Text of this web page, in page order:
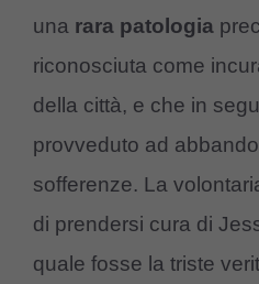
una rara patologia
riconosciuta come
della città, e che in
provveduto ad
sofferenze. La
di prendersi cura di
quale fosse la triste